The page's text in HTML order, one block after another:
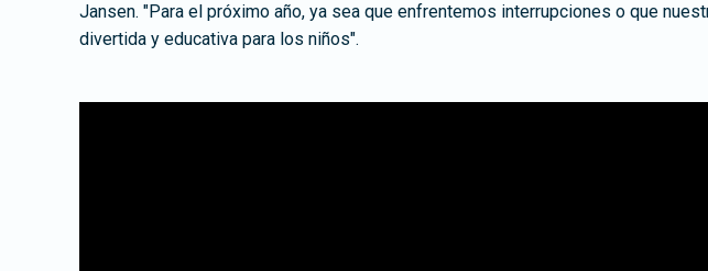
Jansen. "Para el próximo año, ya sea que enfrentemos interrupciones o que
divertida y educativa para los niños".